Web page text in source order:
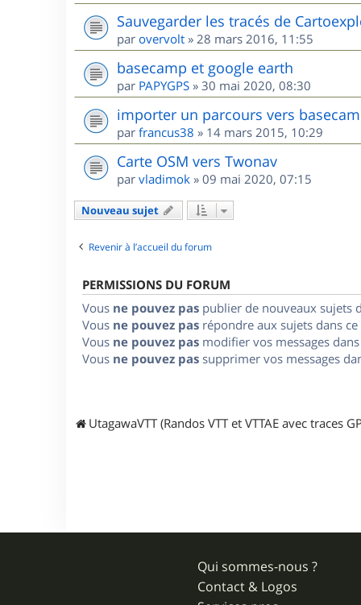
Sauvegarder les tracés de
par overvolt » 28 mars 2016, 11:55
basecamp et google earth
par PAPYGPS » 30 mai 2020, 08:30
importer un parcours vers
par francus38 » 14 mars 2015, 10:29
Carte OSM vers Twonav
par vladimok » 09 mai 2020, 07:15
Nouveau sujet
Revenir à l’accueil du forum
PERMISSIONS DU FORUM
Vous ne pouvez pas publier de nouveaux sujets
Vous ne pouvez pas répondre aux sujets dans
Vous ne pouvez pas modifier vos messages
Vous ne pouvez pas supprimer vos messages
UtagawaVTT (Randos VTT et VTTAE avec traces
Qui sommes-nous ?
Contact & Logos